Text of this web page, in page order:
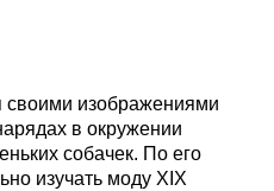
своими изображениями
в окружении
собачек. По его
изучать моду XIX